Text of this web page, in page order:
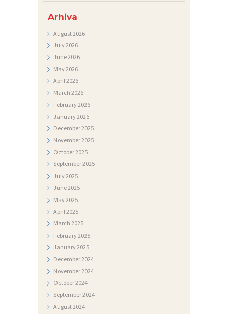
Arhiva
August2026
July2026
June2026
May2026
April 2026
March 2026
February2026
January2026
December2025
November2025
October2025
September2025
July2025
June2025
May2025
April 2025
March 2025
February2025
January2025
December2024
November2024
October2024
September2024
August2024